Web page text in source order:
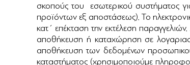
σκοπούς του εσωτερικού συστήματος
προϊόντων εξ αποστάσεως). Το
κατ΄ επέκταση την εκτέλεση
αποθήκευση ή καταχώρηση σε
αποθήκευση των δεδομένων
καταστήματος (χρησιμοποιούμε